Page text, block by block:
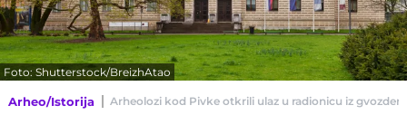
Foto: Shutterstock/BreizhAtao
Arheo/Istorija Arheolozi kod Pivke otkrili ulaz u radionicu iz